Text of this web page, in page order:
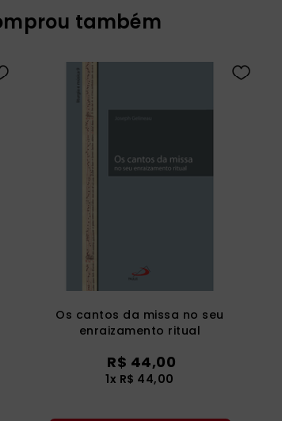
também
Os cantos da missa no seu
enraizamento ritual
R$ 44,00
1x R$ 44,00